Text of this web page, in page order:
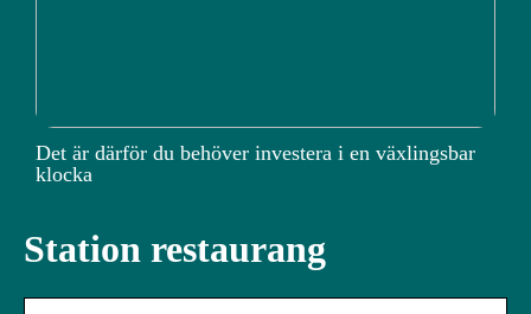
Det är därför du behöver investera i en växlingsbar
klocka
Station restaurang